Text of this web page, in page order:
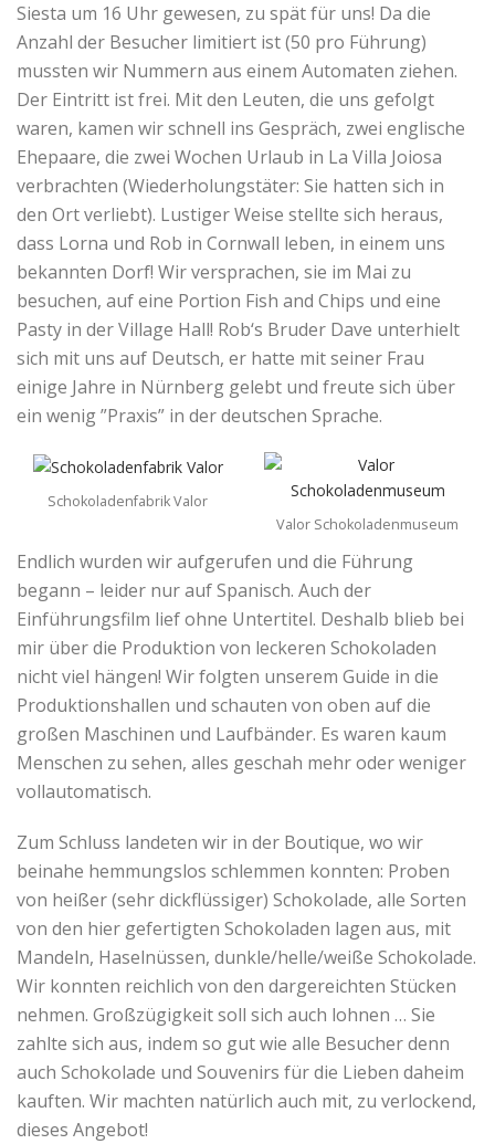
Siesta um 16 Uhr gewesen, zu spät für uns! Da die
Anzahl der Besucher limitiert ist (50 pro Führung)
mussten wir Nummern aus einem Automaten ziehen.
Der Eintritt ist frei. Mit den Leuten, die uns gefolgt
waren, kamen wir schnell ins Gespräch, zwei englische
Ehepaare, die zwei Wochen Urlaub in La Villa Joiosa
verbrachten (Wiederholungstäter: Sie hatten sich in
den Ort verliebt). Lustiger Weise stellte sich heraus,
dass Lorna und Rob in Cornwall leben, in einem uns
bekannten Dorf! Wir versprachen, sie im Mai zu
besuchen, auf eine Portion Fish and Chips und eine
Pasty in der Village Hall! Rob‘s Bruder Dave unterhielt
sich mit uns auf Deutsch, er hatte mit seiner Frau
einige Jahre in Nürnberg gelebt und freute sich über
ein wenig ”Praxis” in der deutschen Sprache.
Schokoladenfabrik Valor
Valor Schokoladenmuseum
Endlich wurden wir aufgerufen und die Führung
begann – leider nur auf Spanisch. Auch der
Einführungsfilm lief ohne Untertitel. Deshalb blieb bei
mir über die Produktion von leckeren Schokoladen
nicht viel hängen! Wir folgten unserem Guide in die
Produktionshallen und schauten von oben auf die
großen Maschinen und Laufbänder. Es waren kaum
Menschen zu sehen, alles geschah mehr oder weniger
vollautomatisch.
Zum Schluss landeten wir in der Boutique, wo wir
beinahe hemmungslos schlemmen konnten: Proben
von heißer (sehr dickflüssiger) Schokolade, alle Sorten
von den hier gefertigten Schokoladen lagen aus, mit
Mandeln, Haselnüssen, dunkle/helle/weiße Schokolade.
Wir konnten reichlich von den dargereichten Stücken
nehmen. Großzügigkeit soll sich auch lohnen … Sie
zahlte sich aus, indem so gut wie alle Besucher denn
auch Schokolade und Souvenirs für die Lieben daheim
kauften. Wir machten natürlich auch mit, zu verlockend,
dieses Angebot!